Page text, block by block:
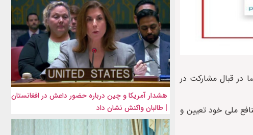
در قبال مشارکت در
ملی خود تعیین و
هشدار آمریکا و چین درباره حضور داعش در افغانستان
| طالبان واکنش نشان داد